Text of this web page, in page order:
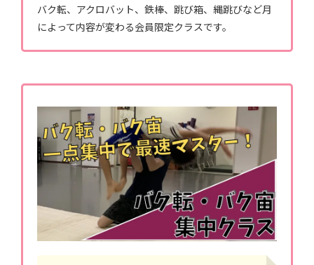
バク転、アクロバット、鉄棒、跳び箱、縄跳びなど月
によって内容が変わる会員限定クラスです。